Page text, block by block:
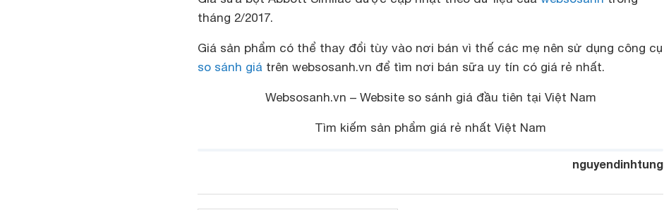
tháng 2/2017.
Giá sản phẩm có thể thay đổi tùy vào nơi bán vì thế các mẹ nên sử dụng công cụ
so sánh giá trên websosanh.vn để tìm nơi bán sữa uy tín có giá rẻ nhất.
Websosanh.vn – Website so sánh giá đầu tiên tại Việt Nam
Tìm kiếm sản phẩm giá rẻ nhất Việt Nam
nguyendinhtung